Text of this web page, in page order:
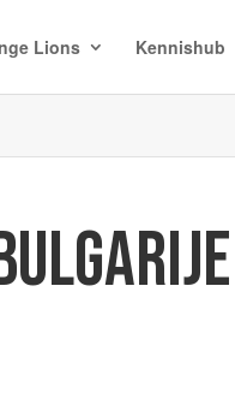
Lions Kennishub